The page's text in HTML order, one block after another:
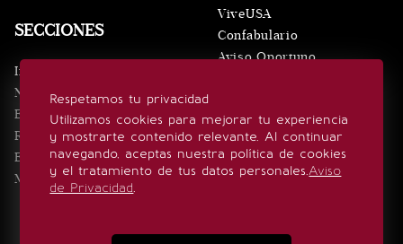
Respetamos tu privacidad
Utilizamos cookies para mejorar tu experiencia
y mostrarte contenido relevante. Al continuar
navegando, aceptas nuestra política de cookies
y el tratamiento de tus datos personales.Aviso
de Privacidad.
SECCIONES
Inicio
Noticias
Eventos
Realeza
Estilo de vida
Minuto x Minuto
ViveUSA
Confabulario
Aviso Oportuno
SÍGUENOS